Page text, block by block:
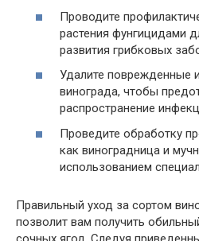
Проводите
растения фунгицидами
развития грибковых
Удалите поврежденные
винограда, чтобы
распространение
Проведите обработку
как виноградница и
использованием
Правильный уход за сортом
позволит вам получить